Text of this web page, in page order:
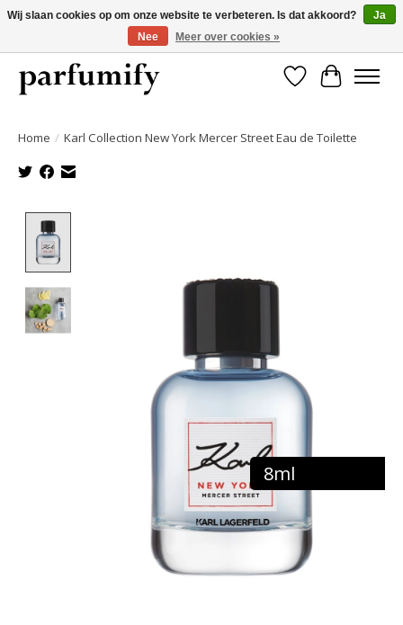
750+ Geuren | Gratis verzending | Maandelijks opzegbaar
Verlanglijst
Home / Karl Collection New York Mercer Street Eau de Toilette
8ml
Wij slaan cookies op om onze website te verbeteren. Is dat akkoord?
Ja
Nee
Meer over cookies »